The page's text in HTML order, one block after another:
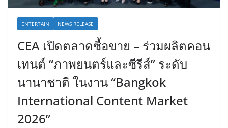
ENTERTAIN NEWS RELEASE
CEA เปิดตลาดซื้อขาย – ร่วมผลิตคอน
เทนต์ “ภาพยนตร์และซีรีส์” ระดับ
นานาชาติ ในงาน “Bangkok
International Content Market
2026”